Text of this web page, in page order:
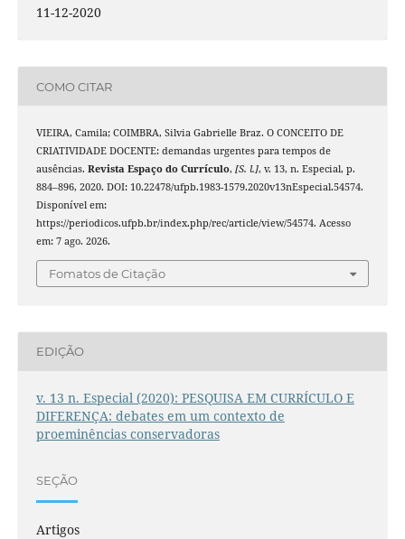
11-12-2020
COMO CITAR
VIEIRA, Camila; COIMBRA, Silvia Gabrielle Braz. O CONCEITO DE
CRIATIVIDADE DOCENTE: demandas urgentes para tempos de
ausências. Revista Espaço do Currículo, [S. l.], v. 13, n. Especial, p.
884–896, 2020. DOI: 10.22478/ufpb.1983-1579.2020v13nEspecial.54574.
Disponível em:
https://periodicos.ufpb.br/index.php/rec/article/view/54574. Acesso
em: 7 ago. 2026.
Fomatos de Citação
EDIÇÃO
v. 13 n. Especial (2020): PESQUISA EM CURRÍCULO E
DIFERENÇA: debates em um contexto de
proeminências conservadoras
SEÇÃO
Artigos